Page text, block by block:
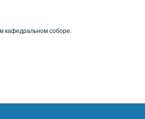
кафедральном соборе.